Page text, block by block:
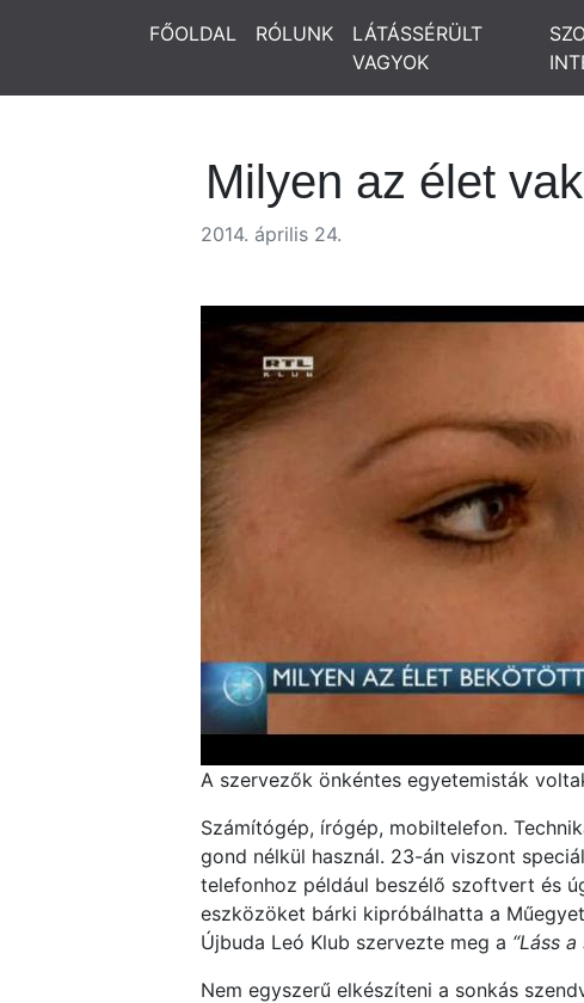
FŐOLDAL RÓLUNK
LÁTÁSSÉRÜLT
VAGYOK
Milyen az élet
2014. április 24.
A szervezők önkéntes egyetemisták
Számítógép, írógép, mobiltelefon.
gond nélkül használ. 23-án viszont
telefonhoz például beszélő szoftvert és
eszközöket bárki kipróbálhatta a
Újbuda Leó Klub szervezte meg a “Láss
Nem egyszerű elkészíteni a sonkás